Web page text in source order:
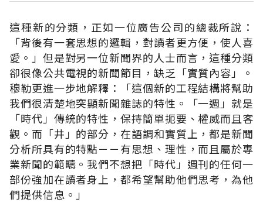
這種新的分類，正如一位廣告公司的總裁所說：
「背後有一套思想的邏輯，對讀者更方便，使人喜
愛。」但是對另一位新聞界的人士而言，這種分類
卻很像公共電視的新聞節目，缺乏「實質內容」。
穆勒更進一步地解釋：「這個新的工程結構將幫助
我們很清楚地突顯新聞雜誌的特性。「一週」就是
「時代」傳統的特性，保持簡單扼要、權威而且客
觀。而「井」的部分，在語調和實質上，都是新聞
分析所具有的特點－－有思想、理性，而且屬於專
業新聞的範疇。我們不想把「時代」週刊的任何一
部份強加在讀者身上，都希望幫助他們思考，為他
們提供信息。」